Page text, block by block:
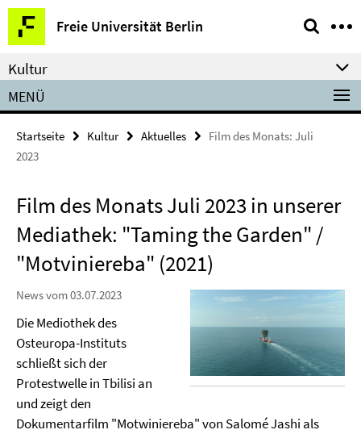
Springe
direkt
zu
Inhalt
Freie Universität Berlin
Service-
Navigation
Kultur
MENÜ
Startseite Kultur Aktuelles
Film des Monats: Juli
2023
Film des Monats Juli 2023 in unserer
Mediathek: "Taming the Garden" /
"Motviniereba" (2021)
News vom 03.07.2023
Die Mediothek des
Osteuropa-Instituts
schließt sich der
Protestwelle in Tbilisi an
und zeigt den
Dokumentarfilm "Motwiniereba" von Salomé Jashi als